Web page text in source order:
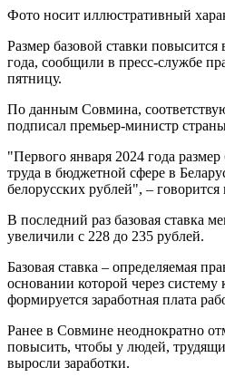
Фото носит иллюстративный
Размер базовой ставки повысится
года, сообщили в пресс-службе
пятницу.
По данным Совмина,
подписал премьер-министр
"Первого января 2024 года
труда в бюджетной сфере в
белорусских рублей", –
В последний раз базовая ставка
увеличили с 228 до 235 рублей.
Базовая ставка – определяемая
основании которой через
формируется заработная плата
Ранее в Совмине неоднократно
повысить, чтобы у людей,
выросли заработки.